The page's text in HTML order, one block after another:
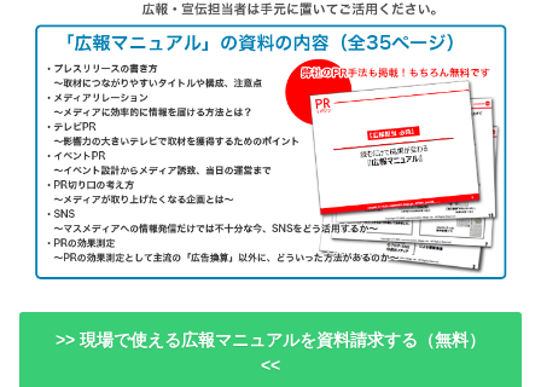
>> 現場で使える広報マニュアルを資料請求する（無料）
<<